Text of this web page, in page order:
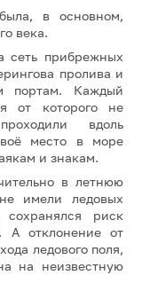
в основном,
века.
сеть прибрежных
пролива и
портам. Каждый
от которого не
вдоль
место в море
и знакам.
в летнюю
имели ледовых
риск
А отклонение от
ледового поля,
на неизвестную